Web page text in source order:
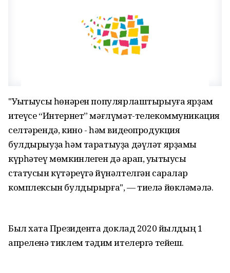
"Уҡытыусы һөнәрен популярлаштырыуға ярҙам
итеүсе “Интернет” мәғлүмәт-телекоммуникация
селтәрендә, кино - һәм видеопродукция
булдырыуҙа һәм таратыуҙа дәүләт ярҙамы
күрһәтеү мөмкинлеген дә ҡарап, уҡытыусы
статусын күтәреүгә йүнәлтелгән саралар
комплексын булдырырға", — тиелә йөкләмәлә.
Был хаҡта Президентҡа доклад 2020 йылдың 1
апреленә тиклем тәҡдим ителергә тейеш.